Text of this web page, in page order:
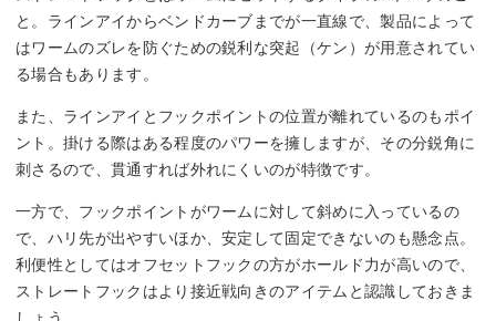
と。ラインアイからベンドカーブまでが一直線で、製品によって
はワームのズレを防ぐための鋭利な突起（ケン）が用意されてい
る場合もあります。
また、ラインアイとフックポイントの位置が離れているのもポイ
ント。掛ける際はある程度のパワーを擁しますが、その分鋭角に
刺さるので、貫通すれば外れにくいのが特徴です。
一方で、フックポイントがワームに対して斜めに入っているの
で、ハリ先が出やすいほか、安定して固定できないのも懸念点。
利便性としてはオフセットフックの方がホールド力が高いので、
ストレートフックはより接近戦向きのアイテムと認識しておきま
しょう。